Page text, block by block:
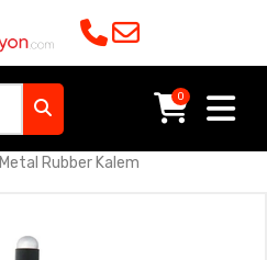
0
Metal Rubber Kalem